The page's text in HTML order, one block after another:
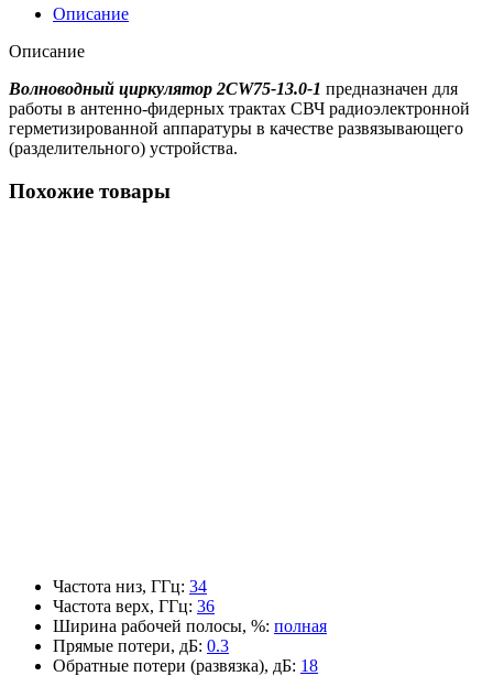
Описание
Описание
Волноводный циркулятор 2CW75-13.0-1 предназначен для
работы в антенно-фидерных трактах СВЧ радиоэлектронной
герметизированной аппаратуры в качестве развязывающего
(разделительного) устройства.
Похожие товары
Частота низ, ГГц: 34
Частота верх, ГГц: 36
Ширина рабочей полосы, %: полная
Прямые потери, дБ: 0.3
Обратные потери (развязка), дБ: 18